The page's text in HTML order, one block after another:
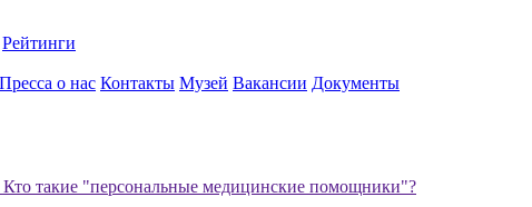
Рейтинги
Пресса о нас Контакты Музей Вакансии Документы
такие "персональные медицинские помощники"?